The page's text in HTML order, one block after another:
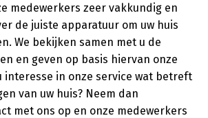
medewerkers zeer vakkundig en
de juiste apparatuur om uw huis
We bekijken samen met u de
en geven op basis hiervan onze
interesse in onze service wat betreft
van uw huis? Neem dan
met ons op en onze medewerkers